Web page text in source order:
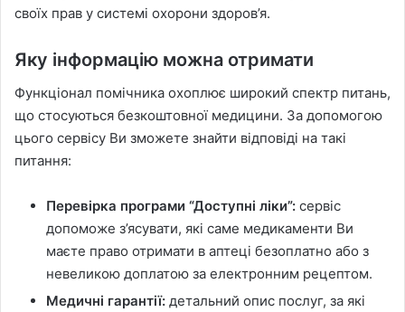
своїх прав у системі охорони здоров’я.
Яку інформацію можна отримати
Функціонал помічника охоплює широкий спектр питань,
що стосуються безкоштовної медицини. За допомогою
цього сервісу Ви зможете знайти відповіді на такі
питання:
Перевірка програми “Доступні ліки”: сервіс
допоможе з’ясувати, які саме медикаменти Ви
маєте право отримати в аптеці безоплатно або з
невеликою доплатою за електронним рецептом.
Медичні гарантії: детальний опис послуг, за які